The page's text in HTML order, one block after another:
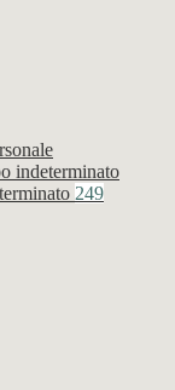
indeterminato
249